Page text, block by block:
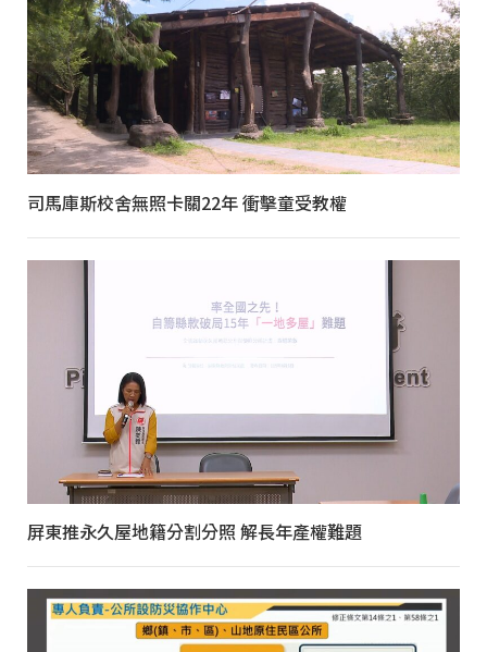
司馬庫斯校舍無照卡關22年 衝擊童受教權
屏東推永久屋地籍分割分照 解長年產權難題